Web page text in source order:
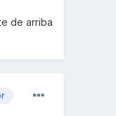
de arriba